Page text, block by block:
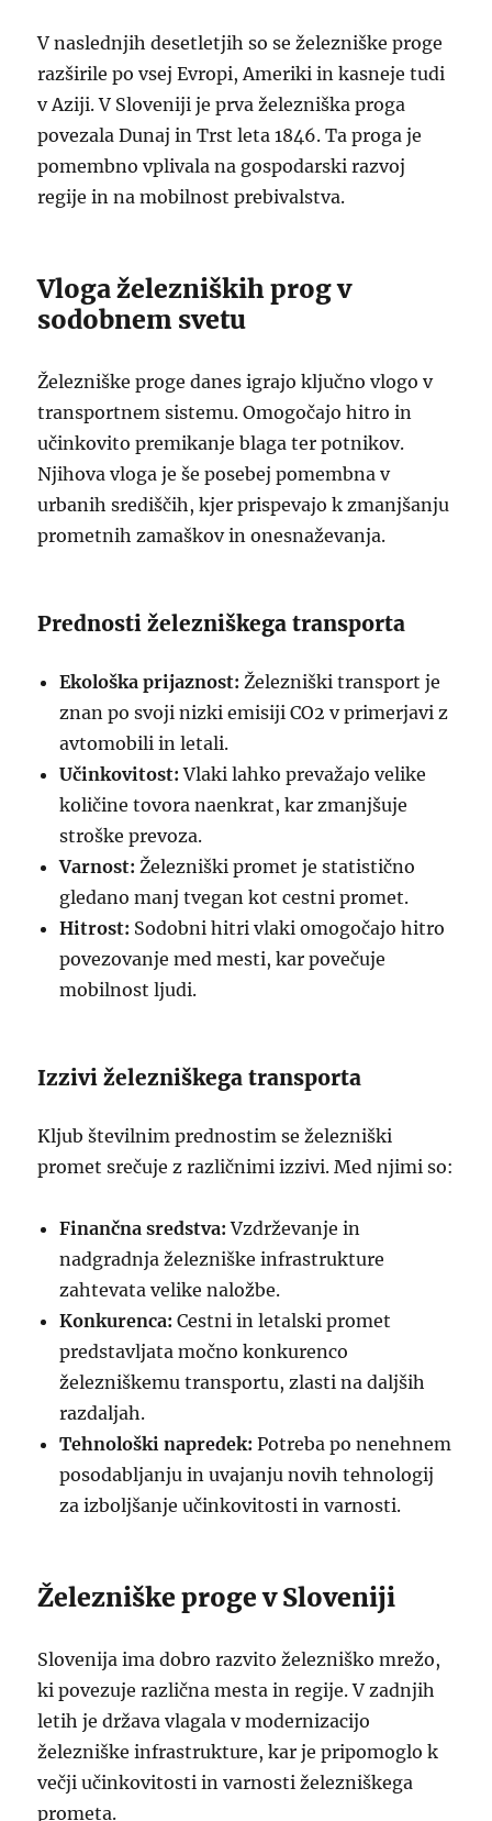
V naslednjih desetletjih so se železniške proge
razširile po vsej Evropi, Ameriki in kasneje tudi
v Aziji. V Sloveniji je prva železniška proga
povezala Dunaj in Trst leta 1846. Ta proga je
pomembno vplivala na gospodarski razvoj
regije in na mobilnost prebivalstva.
Vloga železniških prog v
sodobnem svetu
Železniške proge danes igrajo ključno vlogo v
transportnem sistemu. Omogočajo hitro in
učinkovito premikanje blaga ter potnikov.
Njihova vloga je še posebej pomembna v
urbanih središčih, kjer prispevajo k zmanjšanju
prometnih zamaškov in onesnaževanja.
Prednosti železniškega transporta
Ekološka prijaznost: Železniški transport je
znan po svoji nizki emisiji CO2 v primerjavi z
avtomobili in letali.
Učinkovitost: Vlaki lahko prevažajo velike
količine tovora naenkrat, kar zmanjšuje
stroške prevoza.
Varnost: Železniški promet je statistično
gledano manj tvegan kot cestni promet.
Hitrost: Sodobni hitri vlaki omogočajo hitro
povezovanje med mesti, kar povečuje
mobilnost ljudi.
Izzivi železniškega transporta
Kljub številnim prednostim se železniški
promet srečuje z različnimi izzivi. Med njimi so:
Finančna sredstva: Vzdrževanje in
nadgradnja železniške infrastrukture
zahtevata velike naložbe.
Konkurenca: Cestni in letalski promet
predstavljata močno konkurenco
železniškemu transportu, zlasti na daljših
razdaljah.
Tehnološki napredek: Potreba po nenehnem
posodabljanju in uvajanju novih tehnologij
za izboljšanje učinkovitosti in varnosti.
Železniške proge v Sloveniji
Slovenija ima dobro razvito železniško mrežo,
ki povezuje različna mesta in regije. V zadnjih
letih je država vlagala v modernizacijo
železniške infrastrukture, kar je pripomoglo k
večji učinkovitosti in varnosti železniškega
prometa.